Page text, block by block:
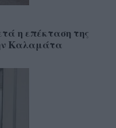
η επέκταση της
Καλαμάτα